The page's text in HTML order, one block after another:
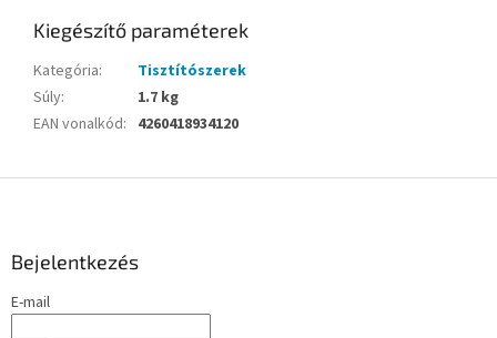
Kiegészítő paraméterek
Kategória:
Tisztítószerek
Súly:
1.7 kg
EAN vonalkód: 4260418934120
Bejelentkezés
E-mail